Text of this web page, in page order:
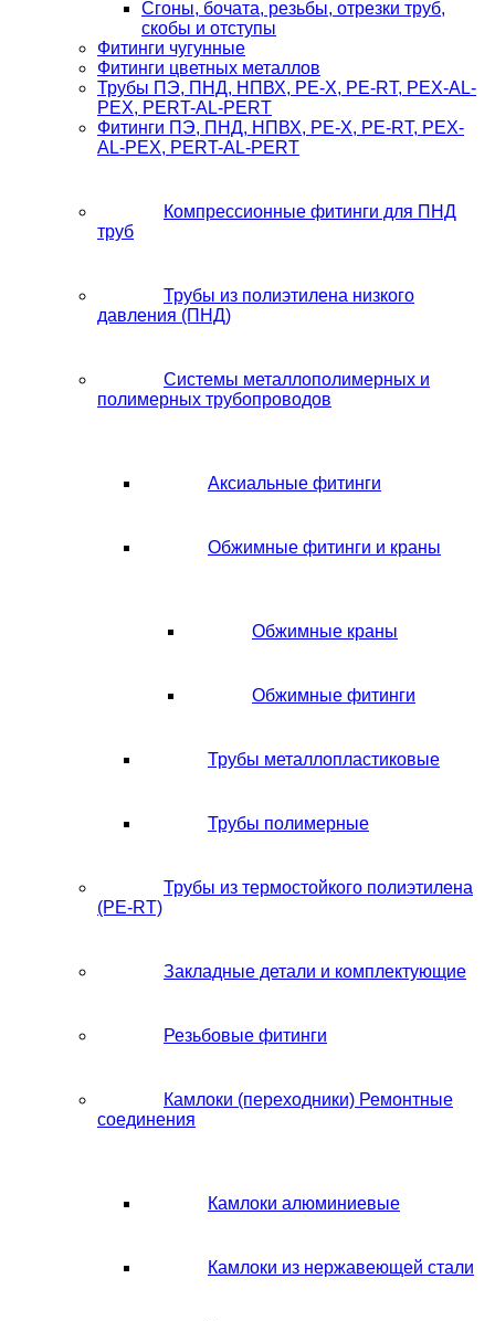
Сгоны, бочата, резьбы, отрезки труб,
скобы и отступы
Фитинги чугунные
Фитинги цветных металлов
Трубы ПЭ, ПНД, НПВХ, PE-X, PE-RT, PEX-AL-
PEX, PERT-AL-PERT
Фитинги ПЭ, ПНД, НПВХ, PE-X, PE-RT, PEX-
AL-PEX, PERT-AL-PERT
Компрессионные фитинги для ПНД
труб
Трубы из полиэтилена низкого
давления (ПНД)
Системы металлополимерных и
полимерных трубопроводов
Аксиальные фитинги
Обжимные фитинги и краны
Обжимные краны
Обжимные фитинги
Трубы металлопластиковые
Трубы полимерные
Трубы из термостойкого полиэтилена
(PE-RT)
Закладные детали и комплектующие
Резьбовые фитинги
Камлоки (переходники) Ремонтные
соединения
Камлоки алюминиевые
Камлоки из нержавеющей стали